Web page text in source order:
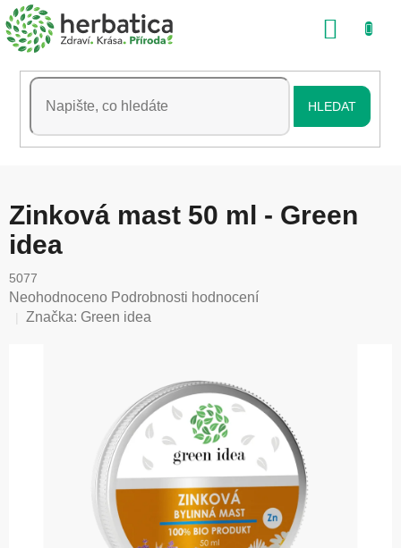
Přejít
na
obsah
HLEDAT
Zinková mast 50 ml - Green
idea
5077
Průměrné
hodnocení
Neohodnoceno Podrobnosti hodnocení
Značka: Green idea